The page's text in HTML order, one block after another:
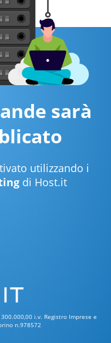
sarà
utilizzando i
di Host.it
i.v. Registro Imprese e
n.978572